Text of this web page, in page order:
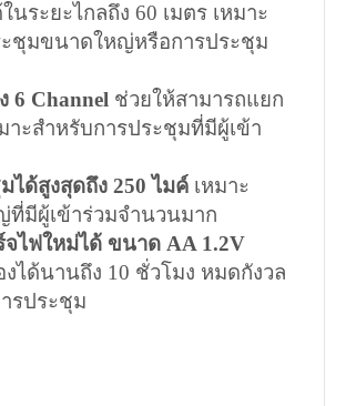
นระยะไกลถึง 60 เมตร เหมาะ
ชุมขนาดใหญ่หรือการประชุม
6 Channel ช่วยให้สามารถแยก
าะสำหรับการประชุมที่มีผู้เข้า
ได้สูงสุดถึง 250 ไมค์ เหมาะ
มีผู้เข้าร่วมจำนวนมาก
ไฟใหม่ได้ ขนาด AA 1.2V
ได้นานถึง 10 ชั่วโมง หมดกังวล
รประชุม